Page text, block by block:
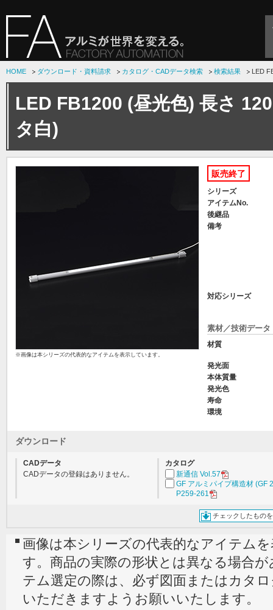
HOME ダウンロード・資料請求 カタログ・CADデータ検索 検索結果 LED
LED FB1200 (昼光色) 長さ
タ白)
※画像は本シリーズの代表的なアイテムを表示しています。
販売終了
シリーズ
アイテムNo.
後継品
備考
対応シリーズ
素材／技術データ
材質
発光面
本体質量
発光色
寿命
環境
ダウンロード
CADデータ
CADデータの登録はありません。
カタログ
新通信 Vol.57
GF アルミパイプ構造材 (GF
P259-261
チェックしたもの
画像は本シリーズの代表的なアイテム
す。商品の実際の形状とは異なる場合
テム選定の際は、必ず図面またはカタ
いただきますようお願いいたします。